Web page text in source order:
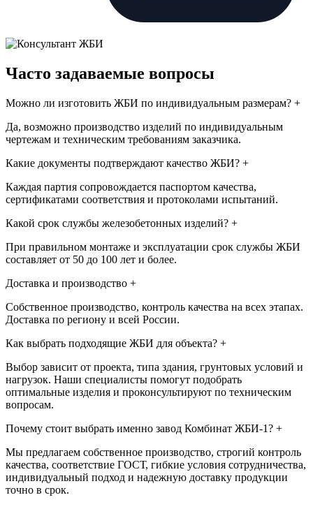
Часто задаваемые вопросы
Можно ли изготовить ЖБИ по индивидуальным размерам? +
Да, возможно производство изделий по индивидуальным
чертежам и техническим требованиям заказчика.
Какие документы подтверждают качество ЖБИ? +
Каждая партия сопровождается паспортом качества,
сертификатами соответствия и протоколами испытаний.
Какой срок службы железобетонных изделий? +
При правильном монтаже и эксплуатации срок службы ЖБИ
составляет от 50 до 100 лет и более.
Доставка и производство +
Собственное производство, контроль качества на всех этапах.
Доставка по региону и всей России.
Как выбрать подходящие ЖБИ для объекта? +
Выбор зависит от проекта, типа здания, грунтовых условий и
нагрузок. Наши специалисты помогут подобрать
оптимальные изделия и проконсультируют по техническим
вопросам.
Почему стоит выбрать именно завод Комбинат ЖБИ-1? +
Мы предлагаем собственное производство, строгий контроль
качества, соответствие ГОСТ, гибкие условия сотрудничества,
индивидуальный подход и надежную доставку продукции
точно в срок.